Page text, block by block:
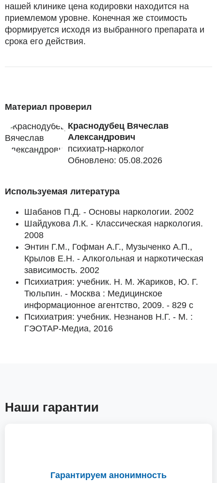
нашей клинике цена кодировки находится на
приемлемом уровне. Конечная же стоимость
формируется исходя из выбранного препарата и
срока его действия.
Материал проверил
Краснодубец Вячеслав
Александрович
психиатр-нарколог
Обновлено: 05.08.2026
Используемая литература
Шабанов П.Д. - Основы наркологии. 2002
Шайдукова Л.К. - Классическая наркология.
2008
Энтин Г.М., Гофман А.Г., Музыченко А.П.,
Крылов Е.Н. - Алкогольная и наркотическая
зависимость. 2002
Психиатрия: учебник. Н. М. Жариков, Ю. Г.
Тюльпин. - Москва : Медицинское
информационное агентство, 2009. - 829 с
Психиатрия: учебник. Незнанов Н.Г. - М. :
ГЭОТАР-Медиа, 2016
Наши гарантии
Гарантируем анонимность